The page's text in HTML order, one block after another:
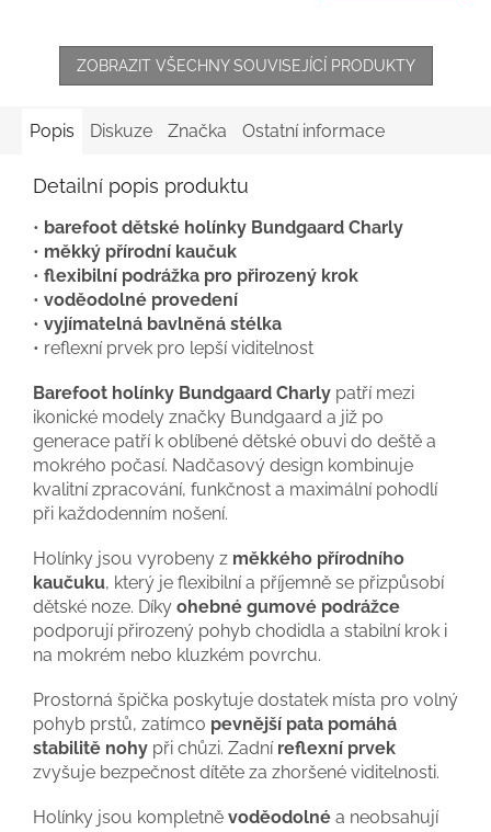
ZOBRAZIT VŠECHNY SOUVISEJÍCÍ PRODUKTY
Popis Diskuze Značka Ostatní informace
Detailní popis produktu
• barefoot dětské holínky Bundgaard Charly
• měkký přírodní kaučuk
• flexibilní podrážka pro přirozený krok
• voděodolné provedení
• vyjímatelná bavlněná stélka
• reflexní prvek pro lepší viditelnost
Barefoot holínky Bundgaard Charly patří mezi
ikonické modely značky Bundgaard a již po
generace patří k oblíbené dětské obuvi do deště a
mokrého počasí. Nadčasový design kombinuje
kvalitní zpracování, funkčnost a maximální pohodlí
při každodenním nošení.
Holínky jsou vyrobeny z měkkého přírodního
kaučuku, který je flexibilní a příjemně se přizpůsobí
dětské noze. Díky ohebné gumové podrážce
podporují přirozený pohyb chodidla a stabilní krok i
na mokrém nebo kluzkém povrchu.
Prostorná špička poskytuje dostatek místa pro volný
pohyb prstů, zatímco pevnější pata pomáhá
stabilitě nohy při chůzi. Zadní reflexní prvek
zvyšuje bezpečnost dítěte za zhoršené viditelnosti.
Holínky jsou kompletně voděodolné a neobsahují